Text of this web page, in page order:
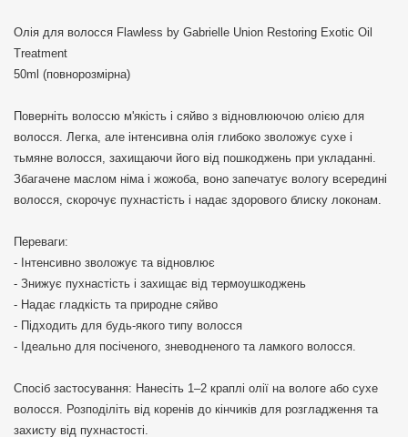
Олія для волосся Flawless by Gabrielle Union Restoring Exotic Oil
Treatment
50ml (повнорозмірна)
Поверніть волоссю м'якість і сяйво з відновлюючою олією для
волосся. Легка, але інтенсивна олія глибоко зволожує сухе і
тьмяне волосся, захищаючи його від пошкоджень при укладанні.
Збагачене маслом німа і жожоба, воно запечатує вологу всередині
волосся, скорочує пухнастість і надає здорового блиску локонам.
Переваги:
- Інтенсивно зволожує та відновлює
- Знижує пухнастість і захищає від термоушкоджень
- Надає гладкість та природне сяйво
- Підходить для будь-якого типу волосся
- Ідеально для посіченого, зневодненого та ламкого волосся.
Спосіб застосування: Нанесіть 1–2 краплі олії на вологе або сухе
волосся. Розподіліть від коренів до кінчиків для розгладження та
захисту від пухнастості.